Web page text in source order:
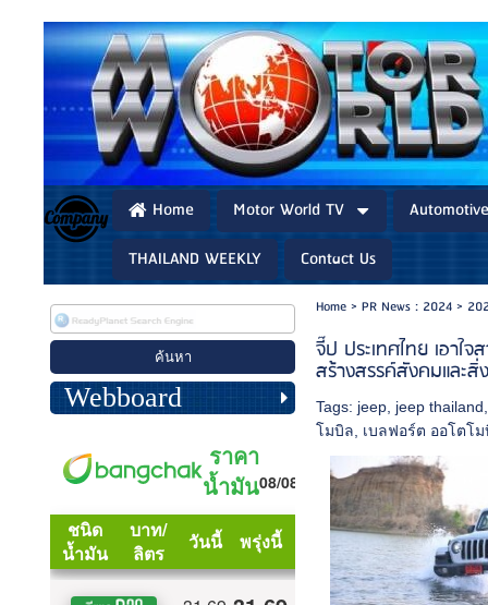
Home Motor World TV
THAILAND WEEKLY
Contact Us
Webboard
Home> PR News : 2024>
จี๊ป ประเทศไทย เอาใ
สร้างสรรค์สังคมและสิ่
Tags: jeep jeep thailand
โมบิล
เบลฟอร์ต ออโตโ